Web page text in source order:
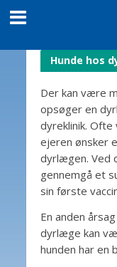
Hunde hos
Der kan være
opsøger en
dyreklinik.
ejeren ønsker
dyrlægen. Ved
gennemgå et
sin første
En anden
dyrlæge kan
hunden har en